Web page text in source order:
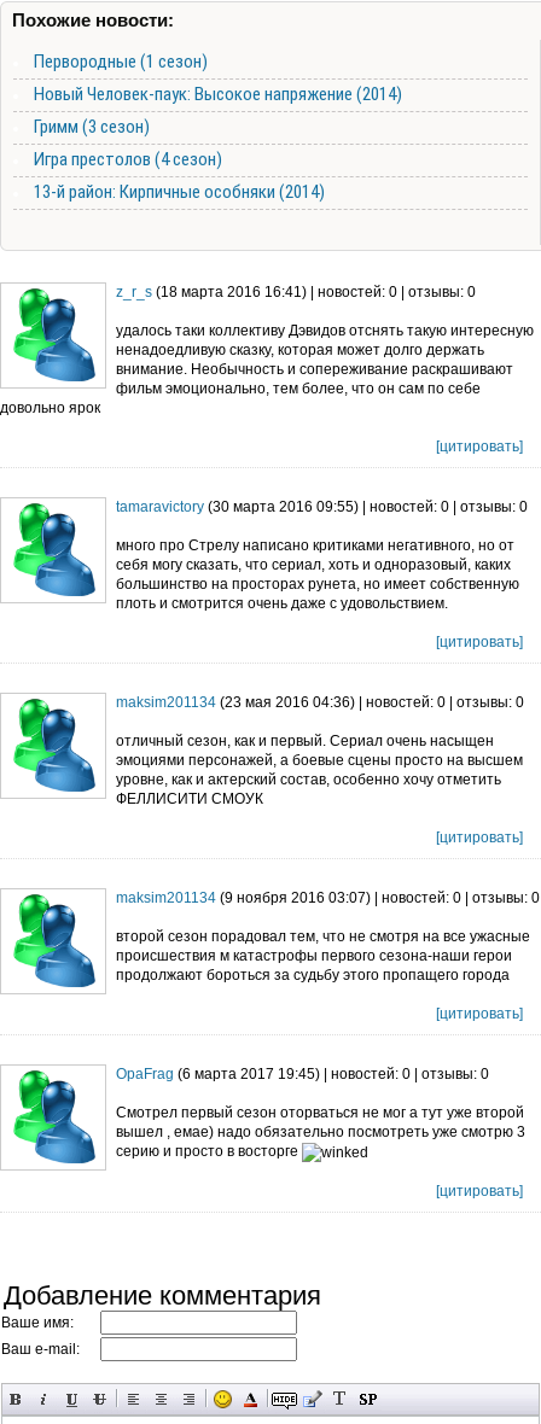
Похожие новости:
Первородные (1 сезон)
Новый Человек-паук: Высокое напряжение (2014)
Гримм (3 сезон)
Игра престолов (4 сезон)
13-й район: Кирпичные особняки (2014)
z_r_s (18 марта 2016 16:41) | новостей: 0 | отзывы: 0
удалось таки коллективу Дэвидов отснять такую интересную
ненадоедливую сказку, которая может долго держать
внимание. Необычность и сопереживание раскрашивают
фильм эмоционально, тем более, что он сам по себе
довольно ярок
[цитировать]
tamaravictory (30 марта 2016 09:55) | новостей: 0 | отзывы: 0
много про Стрелу написано критиками негативного, но от
себя могу сказать, что сериал, хоть и одноразовый, каких
большинство на просторах рунета, но имеет собственную
плоть и смотрится очень даже с удовольствием.
[цитировать]
maksim201134 (23 мая 2016 04:36) | новостей: 0 | отзывы: 0
отличный сезон, как и первый. Сериал очень насыщен
эмоциями персонажей, а боевые сцены просто на высшем
уровне, как и актерский состав, особенно хочу отметить
ФЕЛЛИСИТИ СМОУК
[цитировать]
maksim201134 (9 ноября 2016 03:07) | новостей: 0 | отзывы: 0
второй сезон порадовал тем, что не смотря на все ужасные
происшествия м катастрофы первого сезона-наши герои
продолжают бороться за судьбу этого пропащего города
[цитировать]
OpaFrag (6 марта 2017 19:45) | новостей: 0 | отзывы: 0
Смотрел первый сезон оторваться не мог а тут уже второй
вышел , емае) надо обязательно посмотреть уже смотрю 3
серию и просто в восторге
[цитировать]
Добавление комментария
Ваше имя:
Ваш e-mail: